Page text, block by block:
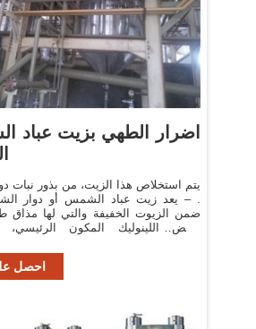
اضرار الطهي بزيت عباد
. – يعد زيت عباد الشمس أو دوار
ضمن الزيوت الخفيفة والتي لها
حمض اللينوليك المكون الرئيسي،
احصل